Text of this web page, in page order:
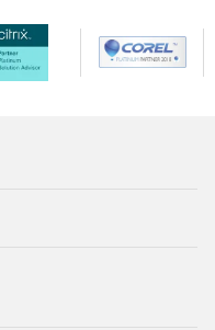
упрощает задачи и
Благодаря
меню Windows
Studio. Это